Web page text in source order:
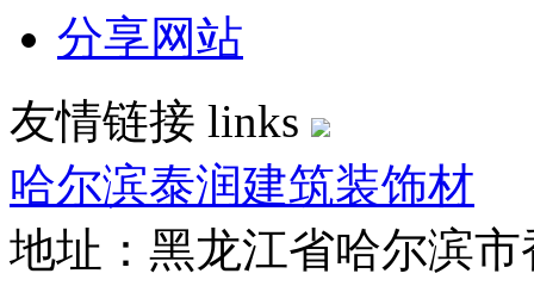
分享网站
友情链接 links
哈尔滨泰润建筑装饰材
地址：黑龙江省哈尔滨